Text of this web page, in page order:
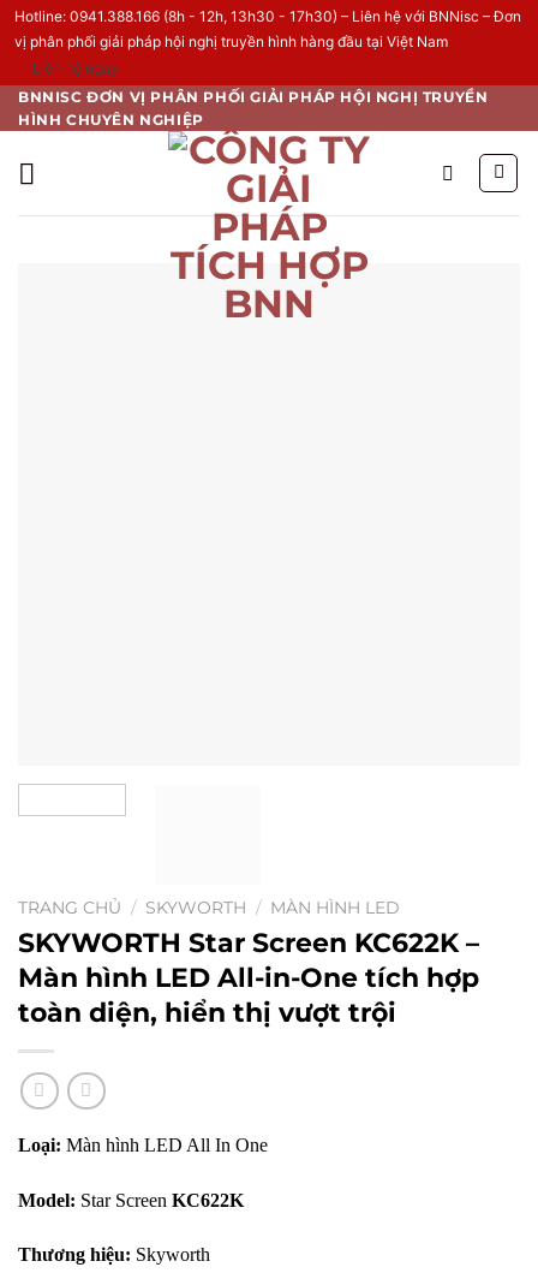
Hotline: 0941.388.166 (8h - 12h, 13h30 - 17h30) – Liên hệ với BNNisc – Đơn
vị phân phối giải pháp hội nghị truyền hình hàng đầu tại Việt Nam
Liên hệ ngay
Skip
to
content
BNNISC ĐƠN VỊ PHÂN PHỐI GIẢI PHÁP HỘI NGHỊ TRUYỀN
HÌNH CHUYÊN NGHIỆP
TRANG CHỦ / SKYWORTH / MÀN HÌNH LED
SKYWORTH Star Screen KC622K –
Màn hình LED All-in-One tích hợp
toàn diện, hiển thị vượt trội
Loại: Màn hình LED All In One
Model: Star Screen KC622K
Thương hiệu: Skyworth